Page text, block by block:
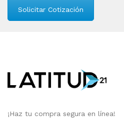
Solicitar Cotización
¡Haz tu compra segura en línea!